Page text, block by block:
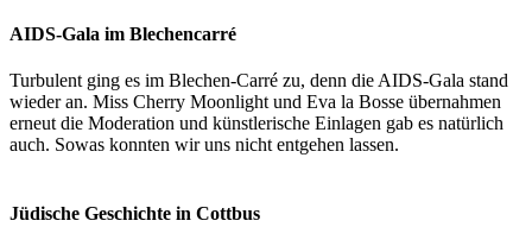
AIDS-Gala im Blechencarré
Turbulent ging es im Blechen-Carré zu, denn die AIDS-Gala stand
wieder an. Miss Cherry Moonlight und Eva la Bosse übernahmen
erneut die Moderation und künstlerische Einlagen gab es natürlich
auch. Sowas konnten wir uns nicht entgehen lassen.
Jüdische Geschichte in Cottbus